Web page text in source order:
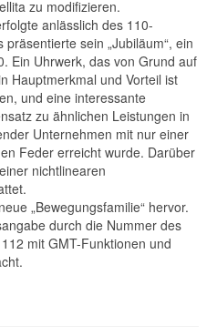
zu modifizieren.
anlässlich des 110-
sein „Jubiläum“, ein
Ein Uhrwerk, das von Grund auf
Hauptmerkmal und Vorteil ist
und eine interessante
zu ähnlichen Leistungen in
Unternehmen mit nur einer
Feder erreicht wurde. Darüber
nichtlinearen
„Bewegungsfamilie“ hervor.
durch die Nummer des
mit GMT-Funktionen und